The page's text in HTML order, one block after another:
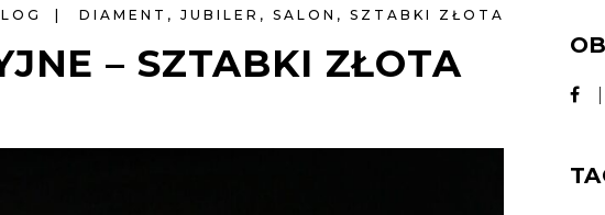
DIAMENT , JUBILER , SALON , SZTABKI ZŁOTA
– SZTABKI ZŁOTA